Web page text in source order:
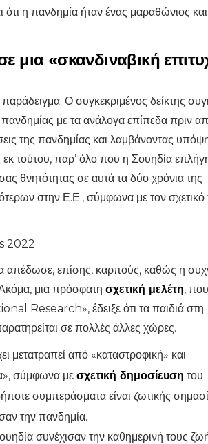
η πανδημία ήταν ένας μαραθώνιος
«σκανδιναβική
Ο συγκεκριμένος δείκτης
με τα ανάλογα επίπεδα πριν
της πανδημίας και λαμβάνοντας
τούτου, παρ’ όλο που η Σουηδία
θνητότητας σε αυτά τα δύο χρόνια της
στην Ε.Ε., σύμφωνα με τον σχετικό
απέδωσε, επίσης, καρπούς, καθώς η
μια πρόσφατη σχετική μελέτη, που
Research», έδειξε ότι τα παιδιά στη
σε πολλές άλλες χώρες.
μετατραπεί από «καταστροφική» και
σύμφωνα με σχετική δημοσίευση του
συμπεράσματα είναι ζωτικής
την πανδημία.
συνέχισαν την καθημερινή τους